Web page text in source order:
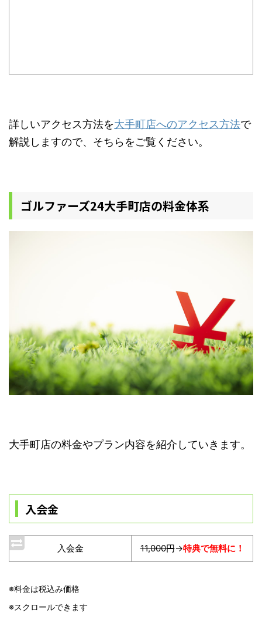
詳しいアクセス方法を大手町店へのアクセス方法で
解説しますので、そちらをご覧ください。
ゴルファーズ24大手町店の料金体系
大手町店の料金やプラン内容を紹介していきます。
入会金
入会金 11,000円→特典で無料に！
※料金は税込み価格
※スクロールできます